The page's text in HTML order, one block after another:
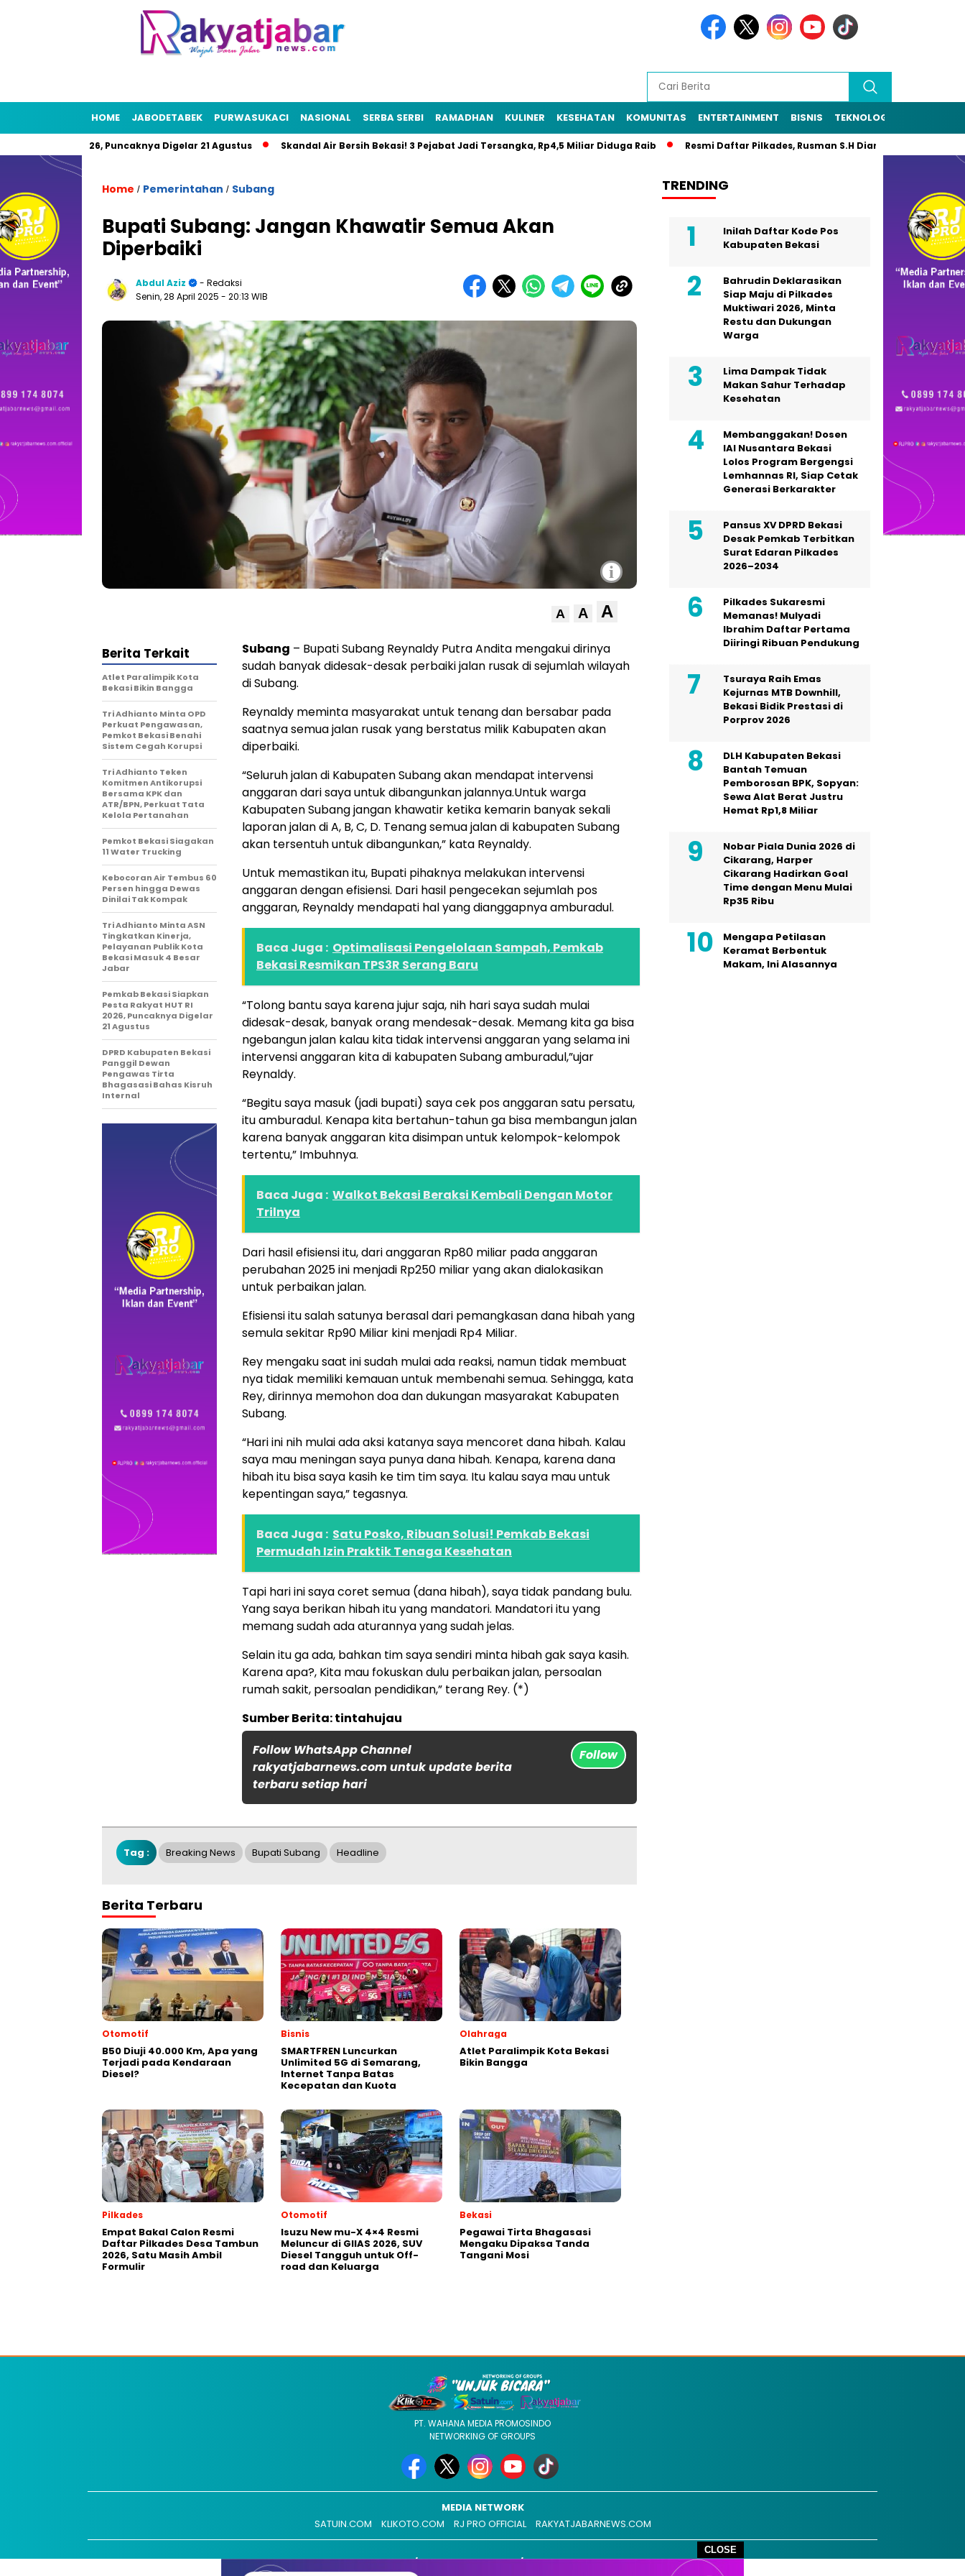
CLOSE
HOME JABODETABEK PURWASUKACI NASIONAL SERBA SERBI RAMADHAN KULINER KESEHATAN KOMUNITAS ENTERTAINMENT BISNIS TEKNOLOGI
HUT RI 2026, Puncaknya Digelar 21 Agustus Skandal Air Bersih Bekasi! 3 Pejabat Jadi Tersangka, Rp4,5 Miliar Diduga Raib Resmi Daftar Pilkades, Rusman S.H Diantar Sekitar 1.000
Home / Pemerintahan / Subang
Bupati Subang: Jangan Khawatir Semua Akan
Diperbaiki
Abdul Aziz
- Redaksi
Senin, 28 April 2025 - 20:13 WIB
i
A A A
Subang – Bupati Subang Reynaldy Putra Andita mengakui dirinya
sudah banyak didesak-desak perbaiki jalan rusak di sejumlah wilayah
di Subang.
Reynaldy meminta masyarakat untuk tenang dan bersabar pada
saatnya semua jalan rusak yang berstatus milik Kabupaten akan
diperbaiki.
“Seluruh jalan di Kabupaten Subang akan mendapat intervensi
anggaran dari saya untuk dibangunkan jalannya.Untuk warga
Kabupaten Subang jangan khawatir ketika kemarin banyak sekali
laporan jalan di A, B, C, D. Tenang semua jalan di kabupaten Subang
akan tersentuh untuk dibangunkan,” kata Reynaldy.
Untuk memastikan itu, Bupati pihaknya melakukan intervensi
anggaran dengan efisiensi. Dari hasil pengecekan sejumlah pos
anggaran, Reynaldy mendapati hal yang dianggapnya amburadul.
Baca Juga : Optimalisasi Pengelolaan Sampah, Pemkab
Bekasi Resmikan TPS3R Serang Baru
“Tolong bantu saya karena jujur saja, nih hari saya sudah mulai
didesak-desak, banyak orang mendesak-desak. Memang kita ga bisa
ngebangun jalan kalau kita tidak intervensi anggaran yang selama ini
intervensi anggaran kita di kabupaten Subang amburadul,”ujar
Reynaldy.
“Begitu saya masuk (jadi bupati) saya cek pos anggaran satu persatu,
itu amburadul. Kenapa kita bertahun-tahun ga bisa membangun jalan
karena banyak anggaran kita disimpan untuk kelompok-kelompok
tertentu,” Imbuhnya.
Baca Juga : Walkot Bekasi Beraksi Kembali Dengan Motor
Trilnya
Dari hasil efisiensi itu, dari anggaran Rp80 miliar pada anggaran
perubahan 2025 ini menjadi Rp250 miliar yang akan dialokasikan
untuk perbaikan jalan.
Efisiensi itu salah satunya berasal dari pemangkasan dana hibah yang
semula sekitar Rp90 Miliar kini menjadi Rp4 Miliar.
Rey mengaku saat ini sudah mulai ada reaksi, namun tidak membuat
nya tidak memiliki kemauan untuk membenahi semua. Sehingga, kata
Rey, dirinnya memohon doa dan dukungan masyarakat Kabupaten
Subang.
“Hari ini nih mulai ada aksi katanya saya mencoret dana hibah. Kalau
saya mau meningan saya punya dana hibah. Kenapa, karena dana
hibah itu bisa saya kasih ke tim tim saya. Itu kalau saya mau untuk
kepentingan saya,” tegasnya.
Baca Juga : Satu Posko, Ribuan Solusi! Pemkab Bekasi
Permudah Izin Praktik Tenaga Kesehatan
Tapi hari ini saya coret semua (dana hibah), saya tidak pandang bulu.
Yang saya berikan hibah itu yang mandatori. Mandatori itu yang
memang sudah ada aturannya yang sudah jelas.
Selain itu ga ada, bahkan tim saya sendiri minta hibah gak saya kasih.
Karena apa?, Kita mau fokuskan dulu perbaikan jalan, persoalan
rumah sakit, persoalan pendidikan,” terang Rey. (*)
Sumber Berita: tintahujau
Follow WhatsApp Channel
rakyatjabarnews.com untuk update berita
terbaru setiap hari
Follow
Berita Terkait
Atlet Paralimpik Kota
Bekasi Bikin Bangga
Tri Adhianto Minta OPD
Perkuat Pengawasan,
Pemkot Bekasi Benahi
Sistem Cegah Korupsi
Tri Adhianto Teken
Komitmen Antikorupsi
Bersama KPK dan
ATR/BPN, Perkuat Tata
Kelola Pertanahan
Pemkot Bekasi Siagakan
11 Water Trucking
Kebocoran Air Tembus 60
Persen hingga Dewas
Dinilai Tak Kompak
Tri Adhianto Minta ASN
Tingkatkan Kinerja,
Pelayanan Publik Kota
Bekasi Masuk 4 Besar
Jabar
Pemkab Bekasi Siapkan
Pesta Rakyat HUT RI
2026, Puncaknya Digelar
21 Agustus
DPRD Kabupaten Bekasi
Panggil Dewan
Pengawas Tirta
Bhagasasi Bahas Kisruh
Internal
Tag : Breaking News Bupati Subang Headline
Berita Terbaru
Otomotif
B50 Diuji 40.000 Km, Apa yang
Terjadi pada Kendaraan
Diesel?
Bisnis
SMARTFREN Luncurkan
Unlimited 5G di Semarang,
Internet Tanpa Batas
Kecepatan dan Kuota
Olahraga
Atlet Paralimpik Kota Bekasi
Bikin Bangga
Pilkades
Empat Bakal Calon Resmi
Daftar Pilkades Desa Tambun
2026, Satu Masih Ambil
Formulir
Otomotif
Isuzu New mu-X 4×4 Resmi
Meluncur di GIIAS 2026, SUV
Diesel Tangguh untuk Off-
road dan Keluarga
Bekasi
Pegawai Tirta Bhagasasi
Mengaku Dipaksa Tanda
Tangani Mosi
TRENDING
Inilah Daftar Kode Pos
Kabupaten Bekasi
Bahrudin Deklarasikan
Siap Maju di Pilkades
Muktiwari 2026, Minta
Restu dan Dukungan
Warga
Lima Dampak Tidak
Makan Sahur Terhadap
Kesehatan
Membanggakan! Dosen
IAI Nusantara Bekasi
Lolos Program Bergengsi
Lemhannas RI, Siap Cetak
Generasi Berkarakter
Pansus XV DPRD Bekasi
Desak Pemkab Terbitkan
Surat Edaran Pilkades
2026–2034
Pilkades Sukaresmi
Memanas! Mulyadi
Ibrahim Daftar Pertama
Diiringi Ribuan Pendukung
Tsuraya Raih Emas
Kejurnas MTB Downhill,
Bekasi Bidik Prestasi di
Porprov 2026
DLH Kabupaten Bekasi
Bantah Temuan
Pemborosan BPK, Sopyan:
Sewa Alat Berat Justru
Hemat Rp1,8 Miliar
Nobar Piala Dunia 2026 di
Cikarang, Harper
Cikarang Hadirkan Goal
Time dengan Menu Mulai
Rp35 Ribu
Mengapa Petilasan
Keramat Berbentuk
Makam, Ini Alasannya
PT. WAHANA MEDIA PROMOSINDO
NETWORKING OF GROUPS
MEDIA NETWORK
SATUIN.COM
KLIKOTO.COM RJ PRO OFFICIAL RAKYATJABARNEWS.COM
REDAKSI ADVERTISEMENT MEDIA SIBER